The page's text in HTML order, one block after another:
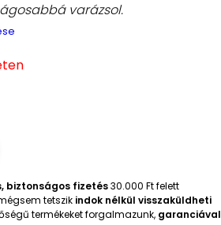
varázsol.
biztonságos fizetés30.000 Ft felett
tetszik indok nélkül visszaküldheti
termékeket forgalmazunk, garanciával